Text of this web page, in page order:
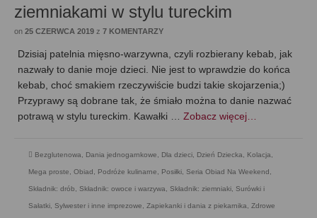
ziemniakami w stylu tureckim
on 25 CZERWCA 2019 z 7 KOMENTARZY
Dzisiaj patelnia mięsno-warzywna, czyli rozbierany kebab, jak
nazwały to danie moje dzieci. Nie jest to wprawdzie do końca
kebab, choć smakiem rzeczywiście budzi takie skojarzenia;)
Przyprawy są dobrane tak, że śmiało można to danie nazwać
potrawą w stylu tureckim. Kawałki … Zobacz więcej…
Bezglutenowa, Dania jednogarnkowe, Dla dzieci, Dzień Dziecka, Kolacja,
Mega proste, Obiad, Podróże kulinarne, Posiłki, Seria Obiad Na Weekend,
Składnik: drób, Składnik: owoce i warzywa, Składnik: ziemniaki, Surówki i
Sałatki, Sylwester i inne imprezowe, Zapiekanki i dania z piekarnika, Zdrowe